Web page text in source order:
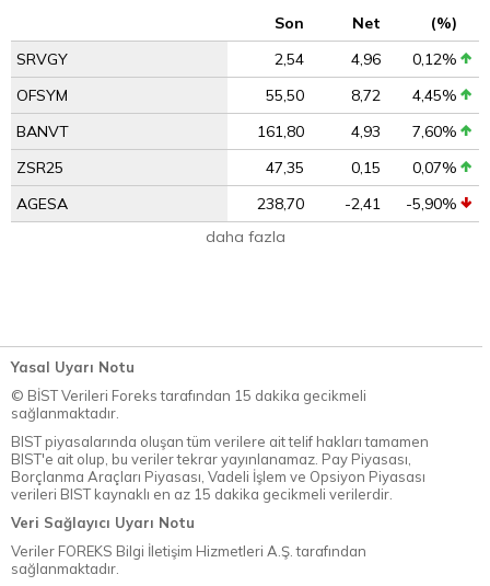
Son Net
(%)
SRVGY
2,54 4,96
0,12%
OFSYM
55,50 8,72
4,45%
BANVT
161,80 4,93
7,60%
ZSR25
47,35 0,15
0,07%
AGESA
238,70 -2,41
-5,90%
daha fazla
Yasal Uyarı Notu
© BİST Verileri Foreks tarafından 15 dakika gecikmeli
sağlanmaktadır.
BIST piyasalarında oluşan tüm verilere ait telif hakları tamamen
BIST'e ait olup, bu veriler tekrar yayınlanamaz. Pay Piyasası,
Borçlanma Araçları Piyasası, Vadeli İşlem ve Opsiyon Piyasası
verileri BIST kaynaklı en az 15 dakika gecikmeli verilerdir.
Veri Sağlayıcı Uyarı Notu
Veriler FOREKS Bilgi İletişim Hizmetleri A.Ş. tarafından
sağlanmaktadır.